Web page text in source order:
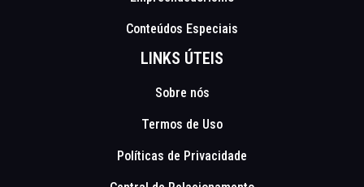
Conteúdos Especiais
LINKS ÚTEIS
Sobre nós
Termos de Uso
Políticas de Privacidade